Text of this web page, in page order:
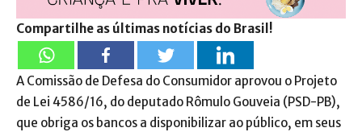
Compartilhe as últimas notícias do Brasil!
A Comissão de Defesa do Consumidor aprovou o Projeto
de Lei 4586/16, do deputado Rômulo Gouveia (PSD-PB),
que obriga os bancos a disponibilizar ao público, em seus